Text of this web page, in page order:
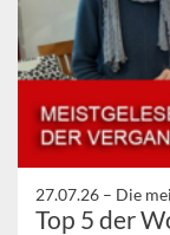
27.07.26 – Die
Top 5 der